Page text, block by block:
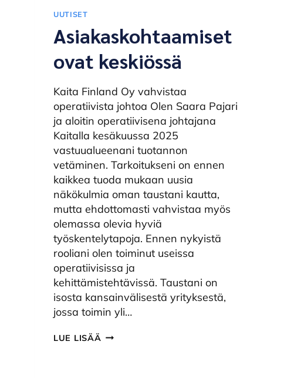
UUTISET
Asiakaskohtaamiset
ovat keskiössä
Kaita Finland Oy vahvistaa
operatiivista johtoa Olen Saara Pajari
ja aloitin operatiivisena johtajana
Kaitalla kesäkuussa 2025
vastuualueenani tuotannon
vetäminen. Tarkoitukseni on ennen
kaikkea tuoda mukaan uusia
näkökulmia oman taustani kautta,
mutta ehdottomasti vahvistaa myös
olemassa olevia hyviä
työskentelytapoja. Ennen nykyistä
rooliani olen toiminut useissa
operatiivisissa ja
kehittämistehtävissä. Taustani on
isosta kansainvälisestä yrityksestä,
jossa toimin yli…
LUE LISÄÄ ASIAKASKOHTAAMISET